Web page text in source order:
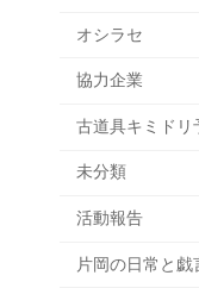
オシラセ
協力企業
古道具キミドリ
未分類
活動報告
片岡の日常と戯